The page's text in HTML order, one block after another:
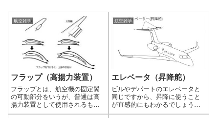
航空雑学
フラップ（高揚力装置）
フラップとは、航空機の固定翼
の可動部分をいうが、普通は高
揚力装置として使用されるもの
をさします。
航空雑学
エレベータ（昇降舵）
ビルやデパートのエレベータと
同じですから、昇降に使うこと
が直感的にもわかるでしょう。
エレベータは、機首の上下運動